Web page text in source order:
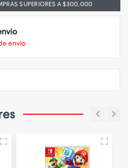
SUPERIORES A $300.000
envio